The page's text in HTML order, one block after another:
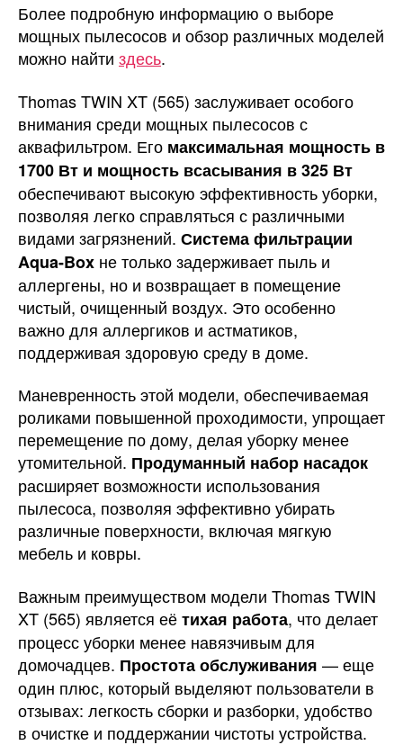
Более подробную информацию о выборе
мощных пылесосов и обзор различных моделей
можно найти здесь.
Thomas TWIN XT (565) заслуживает особого
внимания среди мощных пылесосов с
аквафильтром. Его максимальная мощность в
1700 Вт и мощность всасывания в 325 Вт
обеспечивают высокую эффективность уборки,
позволяя легко справляться с различными
видами загрязнений. Система фильтрации
Aqua-Box не только задерживает пыль и
аллергены, но и возвращает в помещение
чистый, очищенный воздух. Это особенно
важно для аллергиков и астматиков,
поддерживая здоровую среду в доме.
Маневренность этой модели, обеспечиваемая
роликами повышенной проходимости, упрощает
перемещение по дому, делая уборку менее
утомительной. Продуманный набор насадок
расширяет возможности использования
пылесоса, позволяя эффективно убирать
различные поверхности, включая мягкую
мебель и ковры.
Важным преимуществом модели Thomas TWIN
XT (565) является еётихая работа, что делает
процесс уборки менее навязчивым для
домочадцев. Простота обслуживания — еще
один плюс, который выделяют пользователи в
отзывах: легкость сборки и разборки, удобство
в очистке и поддержании чистоты устройства.